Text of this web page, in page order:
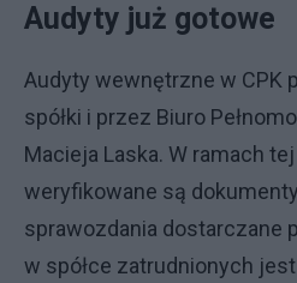
Audyty już gotowe
Audyty wewnętrzne w CPK
spółki i przez Biuro
Macieja Laska. W ramach
weryfikowane są
sprawozdania dostarczane
w spółce zatrudnionych